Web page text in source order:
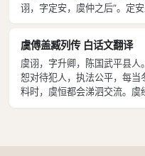
诩，字定安，虞仲之后”。定
吏，案法平允，务存宽恕，
倩，东海人。其父于公为县狱
虞傅盖臧列传 白话文翻译
虞诩，字升卿，陈国武平县
恕对待犯人，执法公平，每
料时，虞恒都会涕泗交流。虞
加高居住的里门，他的儿子